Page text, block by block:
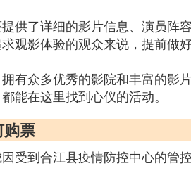
供了详细的影片信息、演员阵容
观影体验的观众来说，提前做好
有众多优秀的影院和丰富的
能在这里找到心仪的活动。
票
受到合江县疫情防控中心的管